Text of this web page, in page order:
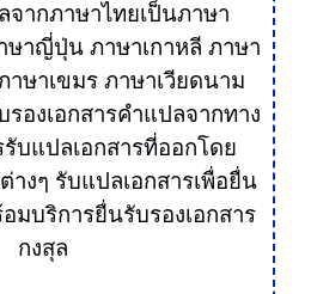
จากภาษาไทยเป็นภาษา
ษาญี่ปุ่นภาษาเกาหลี ภาษา
าษาเขมร ภาษาเวียดนาม
รองเอกสารคำแปลจากทาง
รับแปลเอกสารที่ออกโดย
างๆ รับแปลเอกสารเพื่อยื่น
มบริการยื่นรับรองเอกสาร
กงสุล